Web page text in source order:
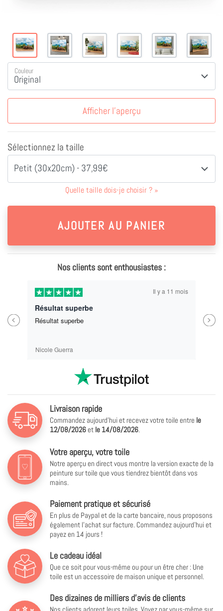
Couleur
Afficher l'aperçu
Sélectionnez la taille
Petit (30x20cm) - 37,99€
Quelle taille dois-je choisir ? »
Nos clients sont enthousiastes :
Previous
Il y a 11 mois
Résultat superbe
Résultat superbe
Nicole Guerra
Next
Livraison rapide
Commandez aujourd'hui et recevez votre toile entre le
12/08/2026 et le 14/08/2026.
Votre aperçu, votre toile
Notre aperçu en direct vous montre la version exacte de la
peinture sur toile que vous tiendrez bientôt dans vos
mains.
Paiement pratique et sécurisé
En plus de Paypal et de la carte bancaire, nous proposons
également l'achat sur facture. Commandez aujourd'hui et
payez en 14 jours !
Le cadeau idéal
Que ce soit pour vous-même ou pour un être cher : Une
toile est un accessoire de maison unique et personnel.
Des dizaines de milliers d'avis de clients
Nos clients adorent leurs toiles. Voyez par vous-même sur